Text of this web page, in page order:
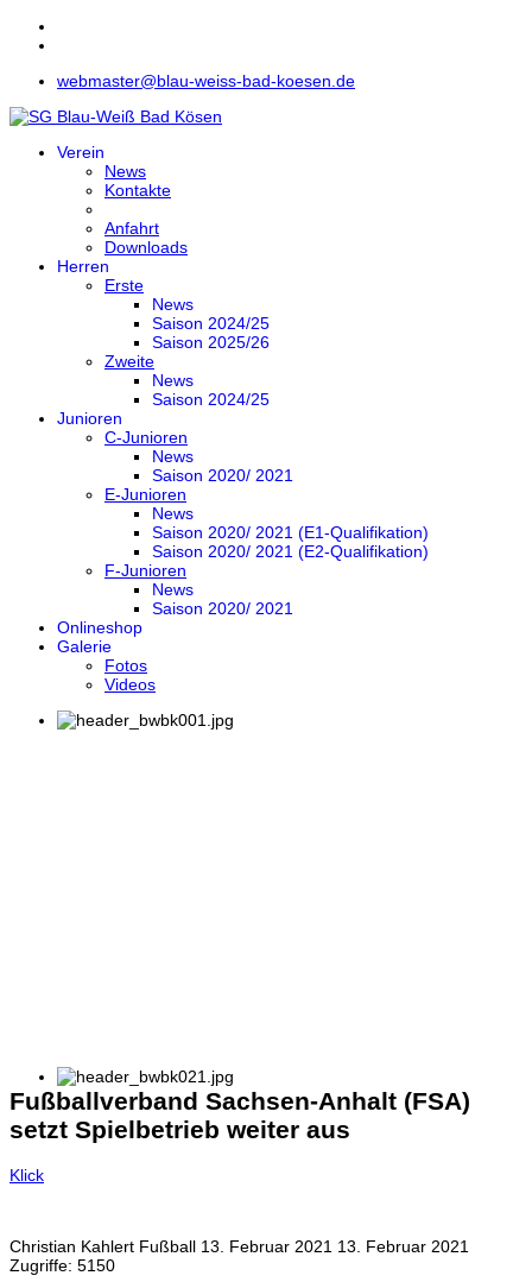
webmaster@blau-weiss-bad-koesen.de
Verein
News
Kontakte
Anfahrt
Downloads
Herren
Erste
News
Saison 2024/25
Saison 2025/26
Zweite
News
Saison 2024/25
Junioren
C-Junioren
News
Saison 2020/ 2021
E-Junioren
News
Saison 2020/ 2021 (E1-Qualifikation)
Saison 2020/ 2021 (E2-Qualifikation)
F-Junioren
News
Saison 2020/ 2021
Onlineshop
Galerie
Fotos
Videos
Fußballverband Sachsen-Anhalt (FSA)
setzt Spielbetrieb weiter aus
Klick
Christian Kahlert Fußball 13. Februar 2021 13. Februar 2021
Zugriffe: 5150